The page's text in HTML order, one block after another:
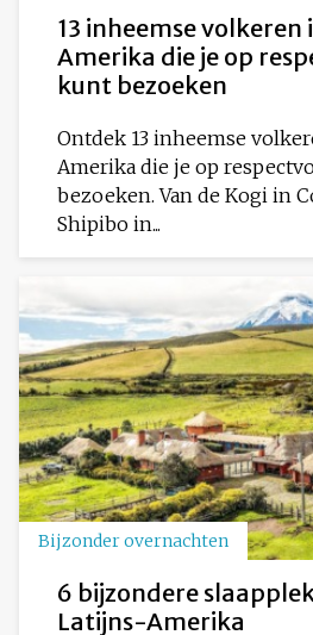
13 inheemse volkeren
Amerika die je op
kunt bezoeken
Ontdek 13 inheemse
Amerika die je op
bezoeken. Van de Kogi in
Shipibo in...
Bijzonder overnachten
6 bijzondere
Latijns-Amerika